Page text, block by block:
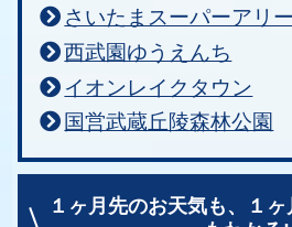
さいたまスーパーアリ
西武園ゆうえんち
イオンレイクタウン
国営武蔵丘陵森林公園
１ヶ月先のお天気も、
１